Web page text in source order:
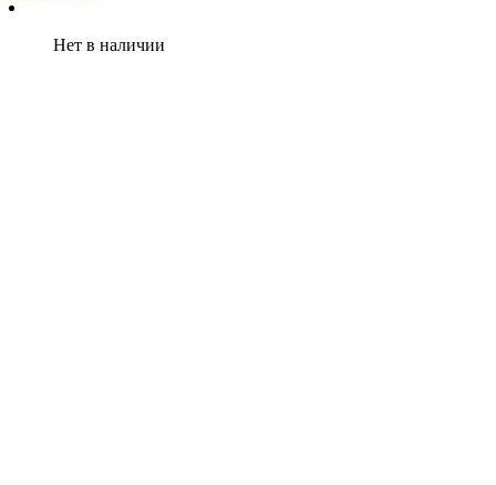
Нет в наличии